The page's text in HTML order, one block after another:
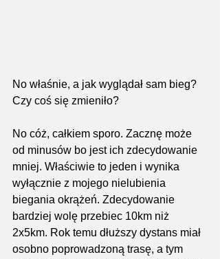
No właśnie, a jak wyglądał sam bieg?
Czy coś się zmieniło?
No cóż, całkiem sporo. Zacznę może
od minusów bo jest ich zdecydowanie
mniej. Właściwie to jeden i wynika
wyłącznie z mojego nielubienia
biegania okrążeń. Zdecydowanie
bardziej wolę przebiec 10km niż
2x5km. Rok temu dłuższy dystans miał
osobno poprowadzoną trasę, a tym